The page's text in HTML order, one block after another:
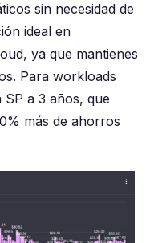
sin necesidad de
ideal en
ya que mantienes
Para workloads
a 3 años, que
más de ahorros